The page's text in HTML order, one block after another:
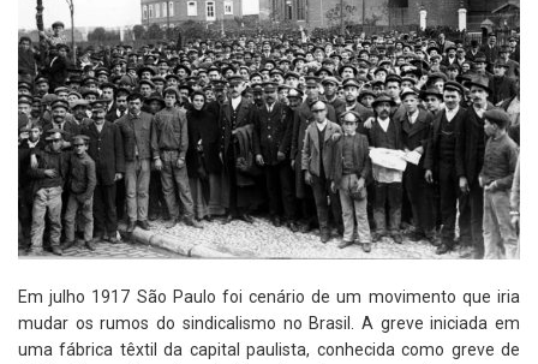
Em julho 1917 São Paulo foi cenário de um movimento que iria
mudar os rumos do sindicalismo no Brasil. A greve iniciada em
uma fábrica têxtil da capital paulista, conhecida como greve de